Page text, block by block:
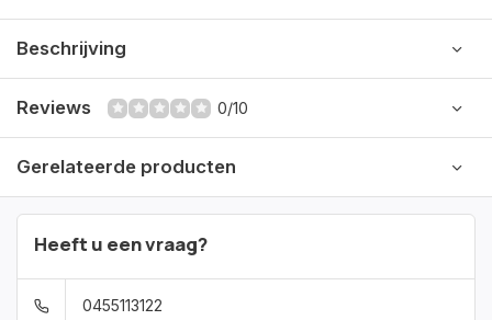
Beschrijving
Reviews 0/10
Gerelateerde producten
Heeft u een vraag?
0455113122